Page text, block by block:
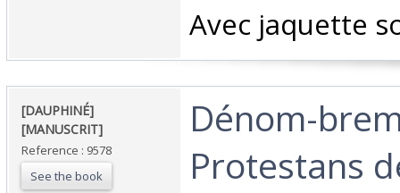
‎Avec jaquette
‎[DAUPHINÉ]
[MANUSCRIT] ‎
Reference : 9578
See the book
‎Dénom-
Protestans